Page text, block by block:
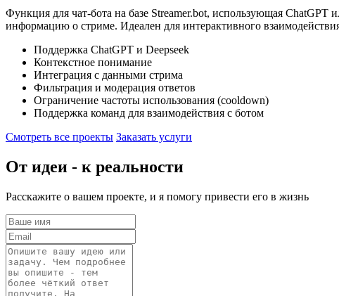
Функция для чат-бота на базе Streamer.bot, использующая ChatGPT
информацию о стриме. Идеален для интерактивного
Поддержка ChatGPT и Deepseek
Контекстное понимание
Интеграция с данными стрима
Фильтрация и модерация ответов
Ограничение частоты использования (cooldown)
Поддержка команд для взаимодействия с ботом
Смотреть все проекты Заказать услуги
От идеи - к реальности
Расскажите о вашем проекте, и я помогу привести его в жизнь